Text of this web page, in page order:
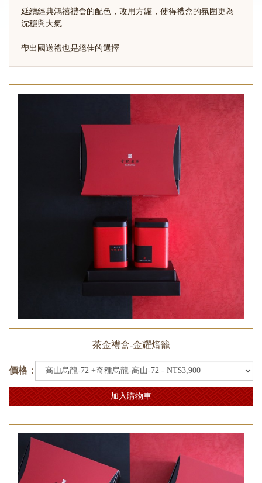
延續經典鴻禧禮盒的配色，改用方罐，使得禮盒的氛圍更為
沈穩與大氣
帶出國送禮也是絕佳的選擇
茶金禮盒-金耀焙籠
價格：
加入購物車